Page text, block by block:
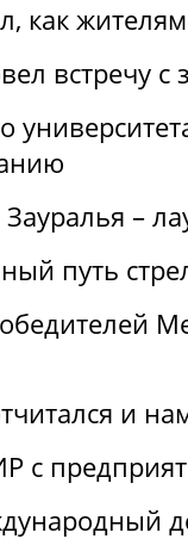
как
встречу
–
путь
и
с